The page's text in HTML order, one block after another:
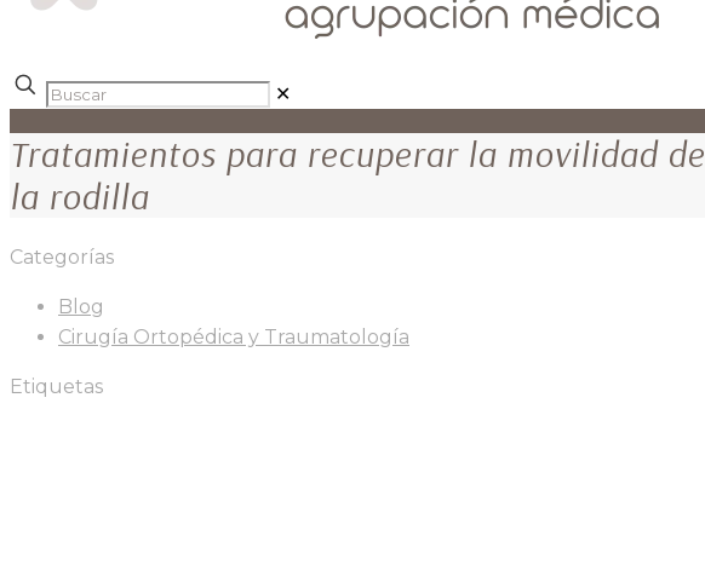
✕
Tratamientos para recuperar la movilidad de
la rodilla
Categorías
Blog
Cirugía Ortopédica y Traumatología
Etiquetas